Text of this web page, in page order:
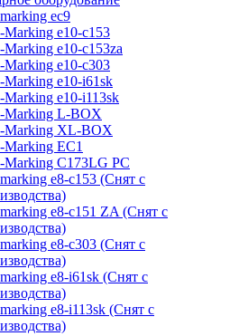
ec9
Marking e10-c153
Marking e10-c153za
Marking e10-c303
Marking e10-i61sk
Marking e10-i113sk
Marking L-BOX
Marking XL-BOX
Marking EC1
Marking C173LG PC
e8-c153 (Снят с
e8-c151 ZA (Снят с
e8-c303 (Снят с
e8-i61sk (Снят с
e8-i113sk (Снят с